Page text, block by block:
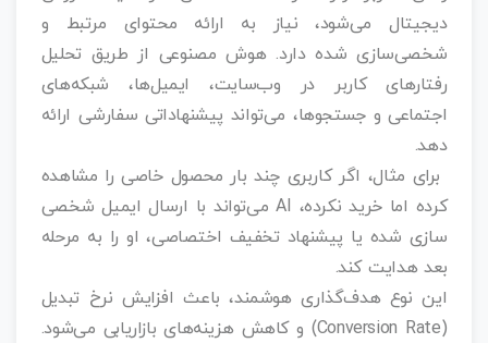
دیجیتال می‌شود، نیاز به ارائه محتوای مرتبط و
شخصی‌سازی شده دارد. هوش مصنوعی از طریق تحلیل
رفتارهای کاربر در وب‌سایت، ایمیل‌ها، شبکه‌های
اجتماعی و جستجوها، می‌تواند پیشنهاداتی سفارشی ارائه
دهد.
برای مثال، اگر کاربری چند بار محصول خاصی را مشاهده
کرده اما خرید نکرده، AI می‌تواند با ارسال ایمیل شخصی‌
سازی‌ شده یا پیشنهاد تخفیف اختصاصی، او را به مرحله
بعد هدایت کند.
این نوع هدف‌گذاری هوشمند، باعث افزایش نرخ تبدیل
(Conversion Rate) و کاهش هزینه‌های بازاریابی می‌شود.